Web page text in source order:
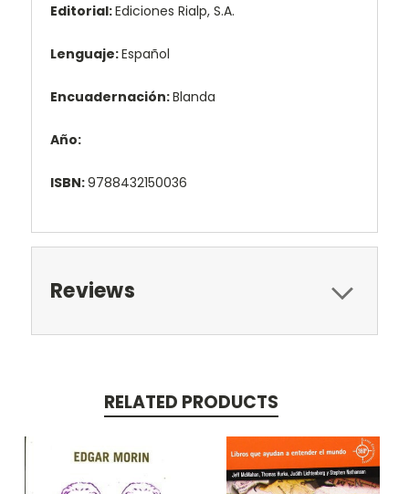
Editorial:Ediciones Rialp, S.A.
Lenguaje:Español
Encuadernación:Blanda
Año:
ISBN:9788432150036
Reviews
RELATED PRODUCTS